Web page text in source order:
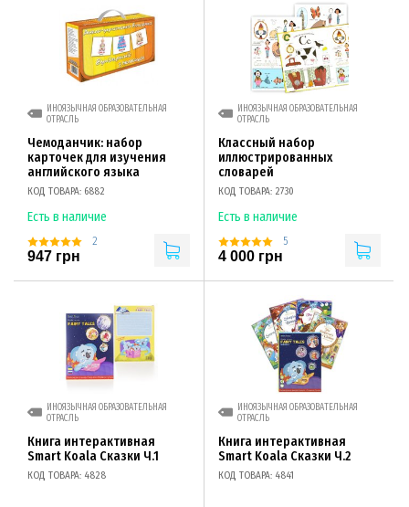
ИНОЯЗЫЧНАЯ ОБРАЗОВАТЕЛЬНАЯ
ОТРАСЛЬ
Чемоданчик: набор
карточек для изучения
английского языка
КОД ТОВАРА: 6882
Есть в наличие
2
947 грн
ИНОЯЗЫЧНАЯ ОБРАЗОВАТЕЛЬНАЯ
ОТРАСЛЬ
Классный набор
иллюстрированных
словарей
КОД ТОВАРА: 2730
Есть в наличие
5
4 000 грн
ИНОЯЗЫЧНАЯ ОБРАЗОВАТЕЛЬНАЯ
ОТРАСЛЬ
Книга интерактивная
Smart Koala Сказки Ч.1
КОД ТОВАРА: 4828
ИНОЯЗЫЧНАЯ ОБРАЗОВАТЕЛЬНАЯ
ОТРАСЛЬ
Книга интерактивная
Smart Koala Сказки Ч.2
КОД ТОВАРА: 4841